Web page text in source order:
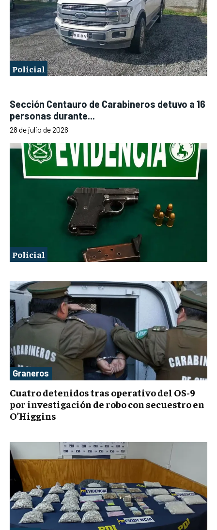
Policial
Sección Centauro de Carabineros detuvo a 16
personas durante...
28 de julio de 2026
Policial
Graneros
Cuatro detenidos tras operativo del OS-9
por investigación de robo con secuestro en
O’Higgins